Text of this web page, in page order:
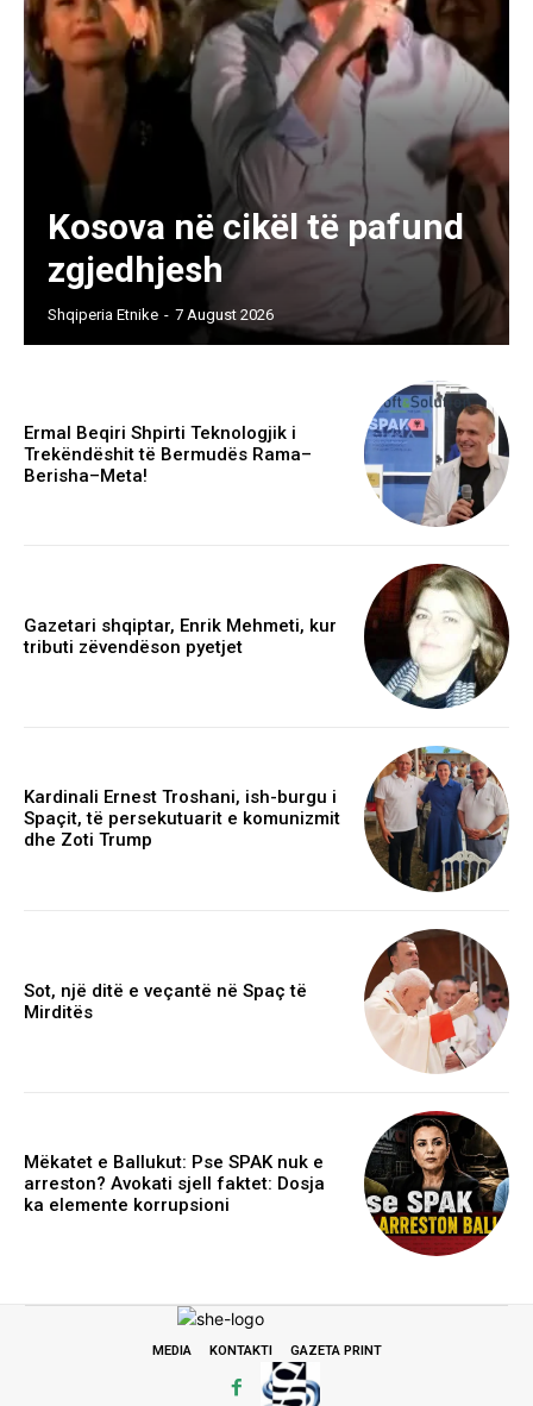
Kosova në cikël të pafund
zgjedhjesh
Shqiperia Etnike - 7 August 2026
Ermal Beqiri Shpirti Teknologjik i
Trekëndëshit të Bermudës Rama–
Berisha–Meta!
Gazetari shqiptar, Enrik Mehmeti, kur
tributi zëvendëson pyetjet
Kardinali Ernest Troshani, ish-burgu i
Spaçit, të persekutuarit e komunizmit
dhe Zoti Trump
Sot, një ditë e veçantë në Spaç të
Mirditës
Mëkatet e Ballukut: Pse SPAK nuk e
arreston? Avokati sjell faktet: Dosja
ka elemente korrupsioni
MEDIA KONTAKTI GAZETA PRINT